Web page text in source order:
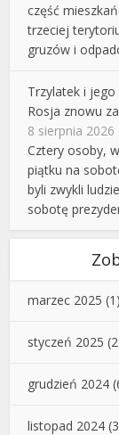
część
trzeciej
gruzów i
Trzylatek i
Rosja znowu
8 sierpnia 2026
Cztery osoby,
piątku na
byli zwykli
sobotę
marzec 2025 (1)
styczeń 2025
grudzień 2024
listopad 2024